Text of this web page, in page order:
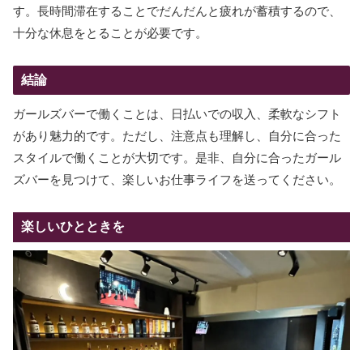
す。長時間滞在することでだんだんと疲れが蓄積するので、
十分な休息をとることが必要です。
結論
ガールズバーで働くことは、日払いでの収入、柔軟なシフト
があり魅力的です。ただし、注意点も理解し、自分に合った
スタイルで働くことが大切です。是非、自分に合ったガール
ズバーを見つけて、楽しいお仕事ライフを送ってください。
楽しいひとときを